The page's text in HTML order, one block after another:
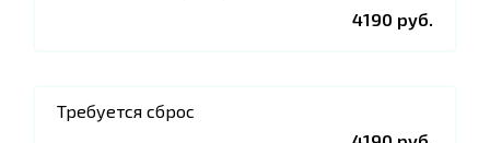
4190 руб.
Требуется сброс